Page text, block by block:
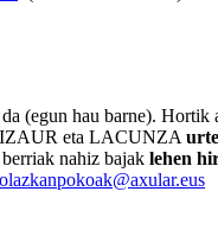
(egun hau barne). Hortik
eta LACUNZA
nahiz bajak lehen